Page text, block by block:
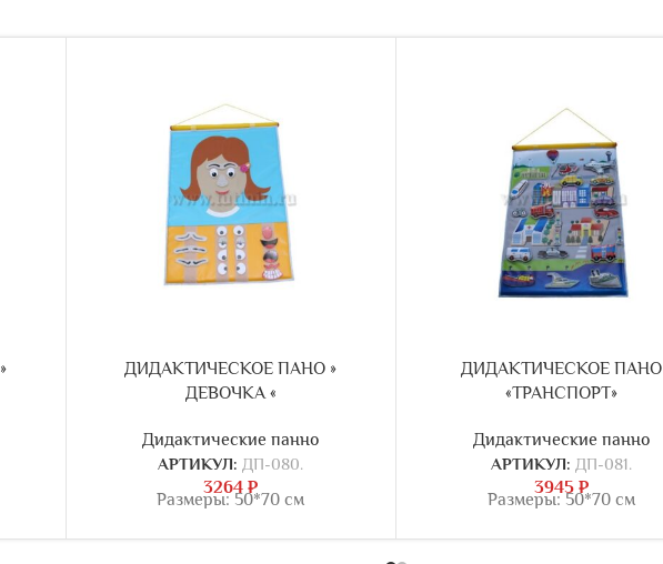
ДИДАКТИЧЕСКОЕ ПАНО »
ДЕВОЧКА «
Дидактические панно
АРТИКУЛ: ДП-080.
3264₽
Размеры: 50*70 см
ДИДАКТИЧЕСКОЕ ПАНО
«ТРАНСПОРТ»
Дидактические панно
АРТИКУЛ: ДП-081.
3945 ₽
Размеры: 50*70 см